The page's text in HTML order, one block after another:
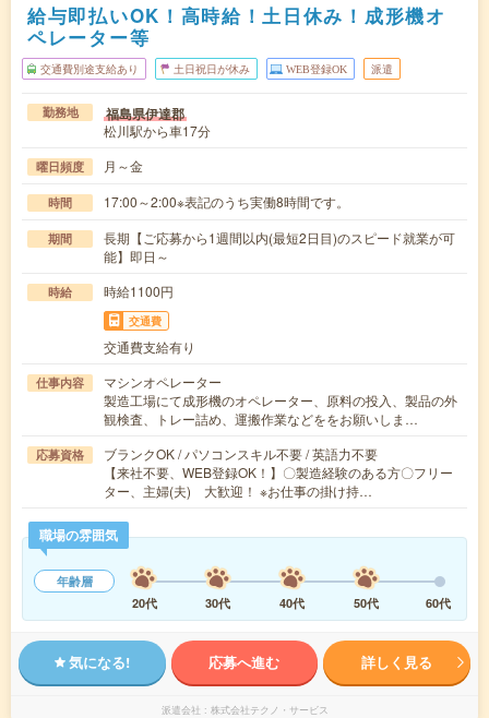
給与即払いOK！高時給！土日休み！成形機オ
ペレーター等
交通費別途支給あり 土日祝日が休み WEB登録OK 派遣
勤務地 福島県伊達郡
松川駅から車17分
曜日頻度 月～金
時間 17:00～2:00※表記のうち実働8時間です。
期間
長期【ご応募から1週間以内(最短2日目)のスピード就業が可
能】即日～
時給 時給1100円
交通費
交通費支給有り
仕事内容
マシンオペレーター
製造工場にて成形機のオペレーター、原料の投入、製品の外
観検査、トレー詰め、運搬作業などををお願いしま…
応募資格
ブランクOK / パソコンスキル不要 / 英語力不要
【来社不要、WEB登録OK！】〇製造経験のある方〇フリー
ター、主婦(夫) 大歓迎！ ※お仕事の掛け持…
職場の雰囲気
年齢層
20代
30代 40代 50代 60代
気になる! 応募へ進む 詳しく見る
派遣会社 株式会社テクノ・サービス